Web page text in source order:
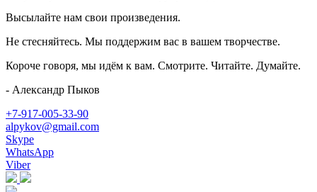
Высылайте нам свои произведения.
Не стесняйтесь. Мы поддержим вас в вашем творчестве.
Короче говоря, мы идём к вам. Смотрите. Читайте. Думайте.
- Александр Пыков
+7-917-005-33-90
alpykov@gmail.com
Skype
WhatsApp
Viber